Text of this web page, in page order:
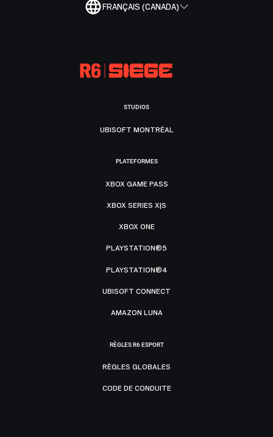
FRANÇAIS (CANADA)
STUDIOS
UBISOFT MONTRÉAL
PLATEFORMES
XBOX GAME PASS
XBOX SERIES X|S
XBOX ONE
PLAYSTATION®5
PLAYSTATION®4
UBISOFT CONNECT
AMAZON LUNA
RÈGLES R6 ESPORT
RÈGLES GLOBALES
CODE DE CONDUITE